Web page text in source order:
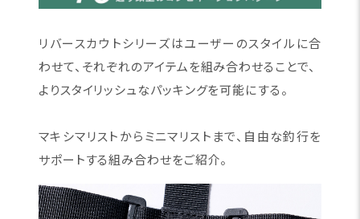
リバースカウトシリーズはユーザーのスタイルに合
わせて、それぞれのアイテムを組み合わせることで、
よりスタイリッシュなパッキングを可能にする。
マキシマリストからミニマリストまで、自由な釣行を
サポートする組み合わせをご紹介。